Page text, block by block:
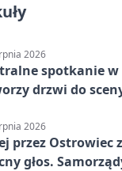
2026
spotkanie
drzwi do
2026
przez Ostrowiec
głos.